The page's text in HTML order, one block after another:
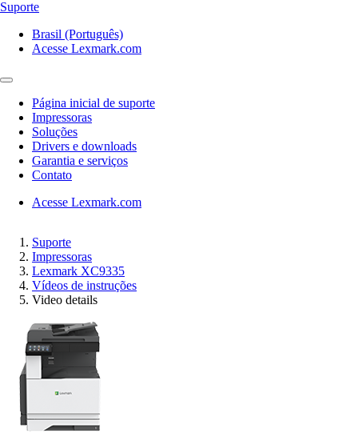
Suporte
Brasil (Português)
Acesse Lexmark.com
Página inicial de suporte
Impressoras
Soluções
Drivers e downloads
Garantia e serviços
Contato
Acesse Lexmark.com
Suporte
Impressoras
Lexmark XC9335
Vídeos de instruções
Video details